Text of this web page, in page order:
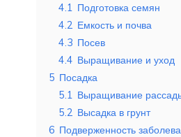
4.1 Подготовка семян
4.2 Емкость и почва
4.3 Посев
4.4 Выращивание и уход
5 Посадка
5.1 Выращивание
5.2 Высадка в грунт
6 Подверженность